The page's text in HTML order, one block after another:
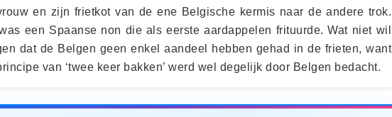
en zijn frietkot van de ene Belgische kermis naar de andere trok.
een Spaanse non die als eerste aardappelen frituurde. Wat niet wil
dat de Belgen geen enkel aandeel hebben gehad in de frieten, want
van ‘twee keer bakken’ werd wel degelijk door Belgen bedacht.